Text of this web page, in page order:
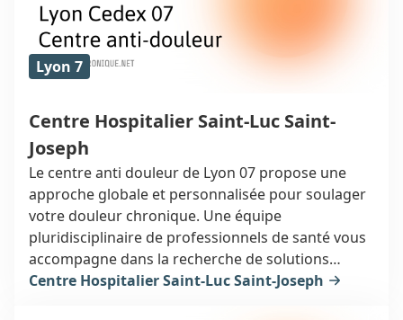
Lyon 7
Centre Hospitalier Saint-Luc Saint-
Joseph
Le centre anti douleur de Lyon 07 propose une
approche globale et personnalisée pour soulager
votre douleur chronique. Une équipe
pluridisciplinaire de professionnels de santé vous
accompagne dans la recherche de solutions
adaptées à votre situation. Bénéficiez d'un suivi
Centre Hospitalier Saint-Luc Saint-Joseph